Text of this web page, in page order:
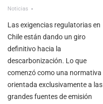
Noticias
Las exigencias regulatorias en
Chile están dando un giro
definitivo hacia la
descarbonización. Lo que
comenzó como una normativa
orientada exclusivamente a las
grandes fuentes de emisión